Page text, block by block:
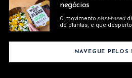
negócios
O movimento plant-based
de plantas, e que
NAVEGUE PELOS